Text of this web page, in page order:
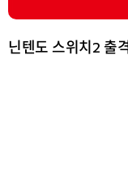
닌텐도 스위치2 출